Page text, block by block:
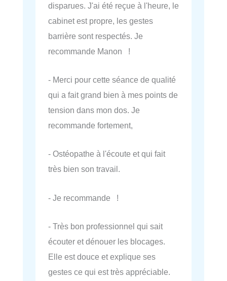
disparues. J'ai été reçue à l'heure, le
cabinet est propre, les gestes
barrière sont respectés. Je
recommande Manon !
- Merci pour cette séance de qualité
qui a fait grand bien à mes points de
tension dans mon dos. Je
recommande fortement,
- Ostéopathe à l'écoute et qui fait
très bien son travail.
- Je recommande !
- Très bon professionnel qui sait
écouter et dénouer les blocages.
Elle est douce et explique ses
gestes ce qui est très appréciable.